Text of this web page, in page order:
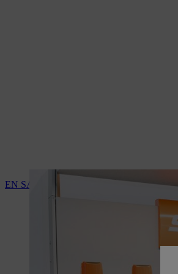
EN SAVOIR PLUS SUR LES